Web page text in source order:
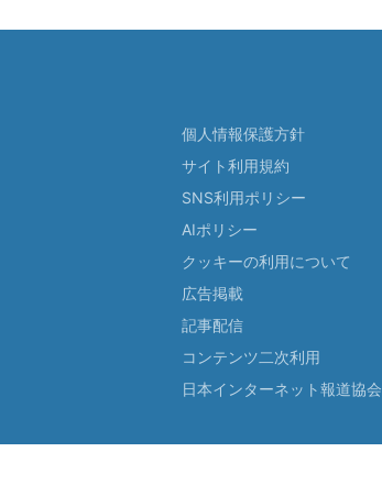
個人情報保護方針
サイト利用規約
SNS利用ポリシー
AIポリシー
クッキーの利用について
広告掲載
記事配信
コンテンツ二次利用
日本インターネット報道協会